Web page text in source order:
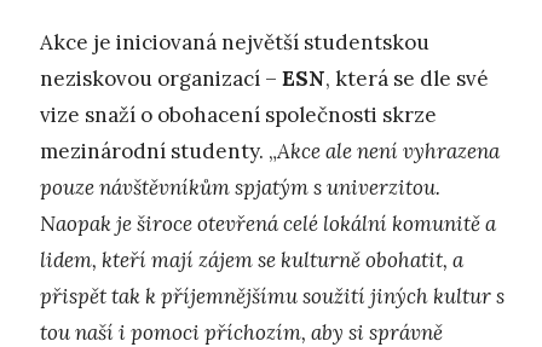
Akce je iniciovaná největší studentskou
neziskovou organizací – ESN, která se dle své
vize snaží o obohacení společnosti skrze
mezinárodní studenty. „Akce ale není vyhrazena
pouze návštěvníkům spjatým s univerzitou.
Naopak je široce otevřená celé lokální komunitě a
lidem, kteří mají zájem se kulturně obohatit, a
přispět tak k příjemnějšímu soužití jiných kultur s
tou naší i pomoci příchozím, aby si správně